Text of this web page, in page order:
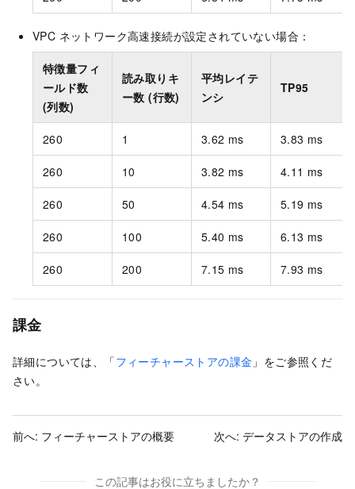
VPC ネットワーク高速接続が設定されていない場合：
特徴量フィ
ールド数
(列数)
読み取りキ
ー数 (行数)
平均レイテ
ンシ
TP95
260 1 3.62 ms 3.83 ms
260 10 3.82 ms 4.11 ms
260 50 4.54 ms 5.19 ms
260 100 5.40 ms 6.13 ms
260 200 7.15 ms 7.93 ms
課金
詳細については、「フィーチャーストアの課金 」をご参照くだ
さい。
前へ: フィーチャーストアの概要 次へ: データストアの作成
この記事はお役に立ちましたか？